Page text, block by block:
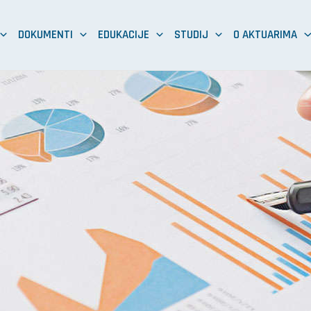
DOKUMENTI EDUKACIJE STUDIJ O AKTUARIMA